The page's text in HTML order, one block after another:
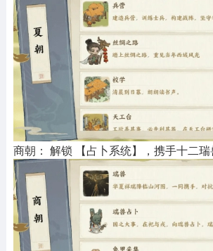
商朝： 解锁 【占卜系统】，携手十二瑞